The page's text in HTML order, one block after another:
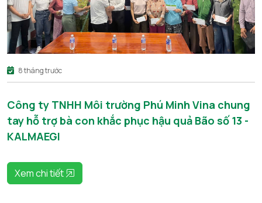
8 tháng trước
Công ty TNHH Môi trường Phú Minh Vina chung
tay hỗ trợ bà con khắc phục hậu quả Bão số 13 -
KALMAEGI
Xem chi tiết